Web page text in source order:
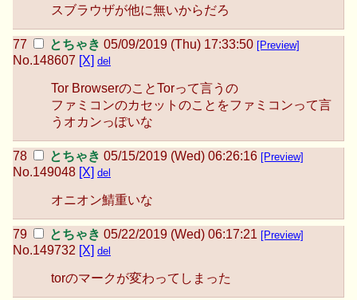
スブラウザが他に無いからだろ
とちゃき 05/09/2019 (Thu) 17:33:50 [Preview]
No.148607 [X] del
Tor BrowserのことTorって言うの
ファミコンのカセットのことをファミコンって言
うオカンっぽいな
とちゃき 05/15/2019 (Wed) 06:26:16 [Preview]
No.149048 [X] del
オニオン鯖重いな
とちゃき 05/22/2019 (Wed) 06:17:21 [Preview]
No.149732 [X] del
torのマークが変わってしまった